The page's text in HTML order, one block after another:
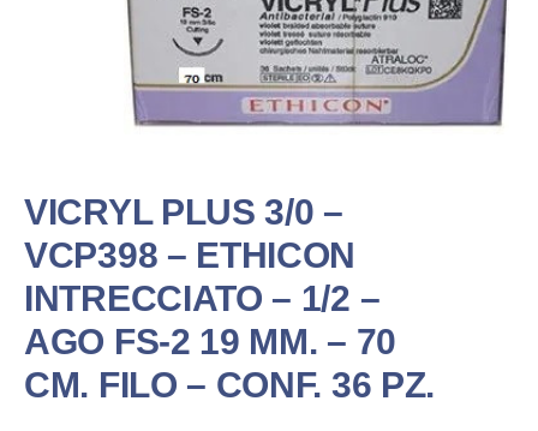
VICRYL PLUS 3/0 –
VCP398 – ETHICON
INTRECCIATO – 1/2 –
AGO FS-2 19 MM. – 70
CM. FILO – CONF. 36 PZ.